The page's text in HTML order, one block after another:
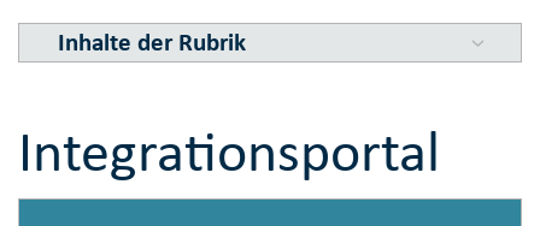
Inhalte der Rubrik
Integrationsportal